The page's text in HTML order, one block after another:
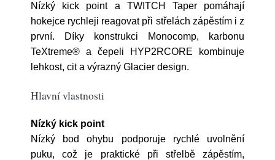
Nízký kick point a TWITCH Taper pomáhají
hokejce rychleji reagovat při střelách zápěstím i z
první. Díky konstrukci Monocomp, karbonu
TeXtreme® a čepeli HYP2RCORE kombinuje
lehkost, cit a výrazný Glacier design.
Hlavní vlastnosti
Nízký kick point
Nízký bod ohybu podporuje rychlé uvolnění
puku, což je praktické při střelbě zápěstím,